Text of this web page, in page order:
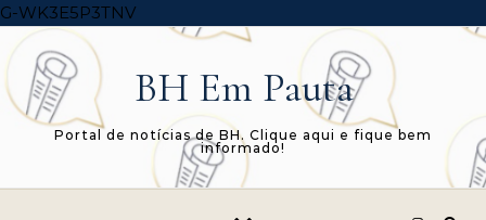
G-WK3E5P3TNVSkip to content
BH Em Pauta
Portal de notícias de BH. Clique aqui e fique bem
informado!